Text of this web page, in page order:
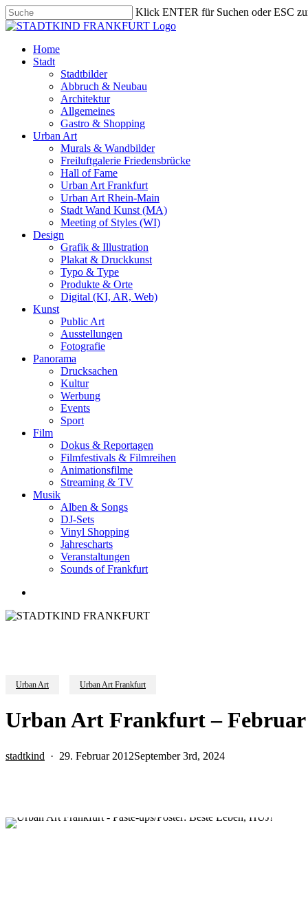
Skip
to
content
Klick ENTER für Suchen oder ESC
Close
search
Menu
Home
Stadt
Stadtbilder
Abbruch & Neubau
Architektur
Allgemeines
Gastro & Shopping
Urban Art
Murals & Wandbilder
Freiluftgalerie Friedensbrücke
Hall of Fame
Urban Art Frankfurt
Urban Art Rhein-Main
Stadt Wand Kunst (MA)
Meeting of Styles (WI)
Design
Grafik & Illustration
Plakat & Druckkunst
Typo & Type
Produkte & Orte
Digital (KI, AR, Web)
Kunst
Public Art
Ausstellungen
Fotografie
Panorama
Drucksachen
Kultur
Werbung
Events
Sport
Film
Dokus & Reportagen
Filmfestivals & Filmreihen
Animationsfilme
Streaming & TV
Musik
Alben & Songs
DJ-Sets
Vinyl Shopping
Jahrescharts
Veranstaltungen
Sounds of Frankfurt
Urban Art Urban Art Frankfurt
Urban Art Frankfurt – Februar
stadtkind 29. Februar 2012September 3rd, 2024